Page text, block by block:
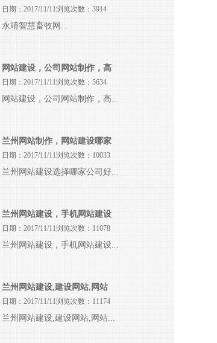
日期：2017/11/11浏览次数：3914
永靖智慧畜牧网...
网站建设，公司网站制作，高
日期：2017/11/11浏览次数：5634
网站建设，公司网站制作，高...
兰州网站制作，网站建设哪家
日期：2017/11/11浏览次数：10033
兰州网站建设选择哪家公司好...
兰州网站建设，手机网站建设
日期：2017/11/11浏览次数：11078
兰州网站建设，手机网站建设...
兰州网站建设,建设网站,网站
日期：2017/11/11浏览次数：11174
兰州网站建设,建设网站,网站...